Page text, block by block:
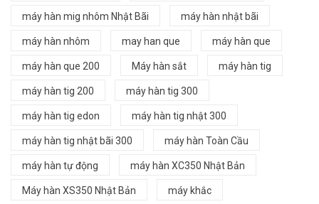
máy hàn mig nhôm Nhật Bãi máy hàn nhật bãi
máy hàn nhôm may han que máy hàn que
máy hàn que 200 Máy hàn sắt máy hàn tig
máy hàn tig 200 máy hàn tig 300
máy hàn tig edon máy hàn tig nhật 300
máy hàn tig nhật bãi 300 máy hàn Toàn Cầu
máy hàn tự động máy hàn XC350 Nhật Bản
Máy hàn XS350 Nhật Bản máy khắc